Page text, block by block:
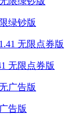
绿钞版
无限点券版
告版